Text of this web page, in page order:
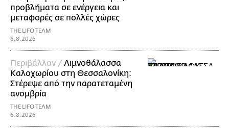
προβλήματα σε ενέργεια και
μεταφορές σε πολλές χώρες
THE LIFO TEAM
6.8.2026
Περιβάλλον /Λιμνοθάλασσα
Καλοχωρίου στη Θεσσαλονίκη:
Στέρεψε από την παρατεταμένη
ανομβρία
THE LIFO TEAM
6.8.2026